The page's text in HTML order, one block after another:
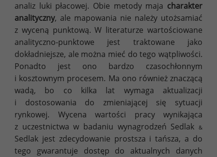
analiz luki płacowej. Obie metody maja charakter
analityczny, ale mapowania nie należy utożsamiać
z wyceną punktową. W literaturze wartościowane
analityczno-punktowe jest traktowane jako
dokładniejsze, ale można mieć do tego wątpliwości.
Ponadto jest ono bardzo czasochłonnym
i kosztownym procesem. Ma ono również znaczącą
wadą, bo co kilka lat wymaga aktualizacji
i dostosowania do zmieniającej się sytuacji
rynkowej. Wycena wartości pracy wynikająca
z uczestnictwa w badaniu wynagrodzeń Sedlak &
Sedlak jest zdecydowanie prostsza i tańsza, a do
tego gwarantuje dostęp do aktualnych danych